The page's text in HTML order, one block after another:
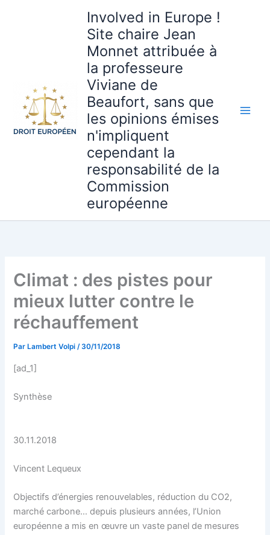
Involved in Europe !
Site chaire Jean
Monnet attribuée à
la professeure
Viviane de
Beaufort, sans que
les opinions émises
n'impliquent
cependant la
responsabilité de la
Commission
européenne
Climat : des pistes pour
mieux lutter contre le
réchauffement
Par Lambert Volpi/30/11/2018
[ad_1]
Synthèse
30.11.2018
Vincent Lequeux
Objectifs d’énergies renouvelables, réduction du CO2,
marché carbone… depuis plusieurs années, l’Union
européenne a mis en œuvre un vaste panel de mesures